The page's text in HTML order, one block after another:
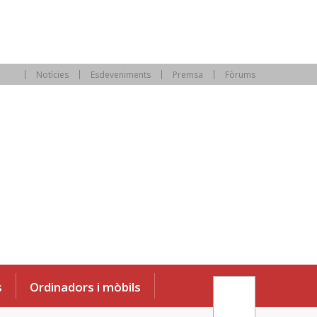
Notícies Esdeveniments Premsa Fòrums
Ordinadors i mòbils